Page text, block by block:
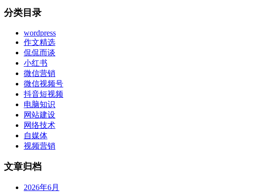
分类目录
wordpress
作文精选
侃侃而谈
小红书
微信营销
微信视频号
抖音短视频
电脑知识
网站建设
网络技术
自媒体
视频营销
文章归档
2026年6月